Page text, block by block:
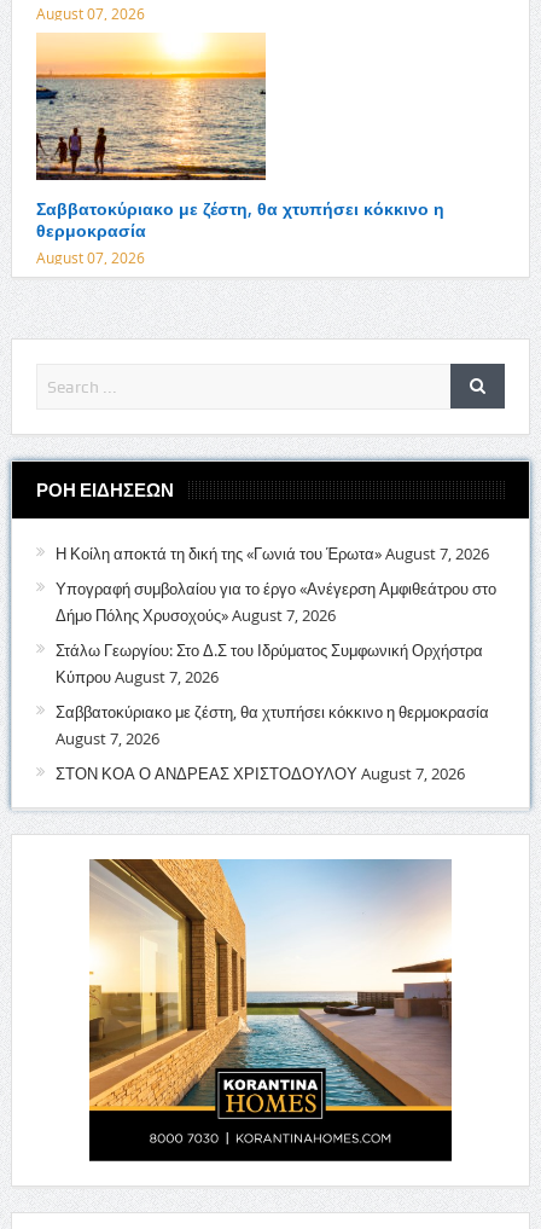
August 07, 2026
Σαββατοκύριακο με ζέστη, θα χτυπήσει κόκκινο η
θερμοκρασία
August 07, 2026
ΡΟΗ ΕΙΔΗΣΕΩΝ
Η Κοίλη αποκτά τη δική της «Γωνιά του Έρωτα»August 7, 2026
Υπογραφή συμβολαίου για το έργο «Ανέγερση Αμφιθεάτρου στο
Δήμο Πόλης Χρυσοχούς»August 7, 2026
Στάλω Γεωργίου: Στο Δ.Σ του Ιδρύματος Συμφωνική Ορχήστρα
ΚύπρουAugust 7, 2026
Σαββατοκύριακο με ζέστη, θα χτυπήσει κόκκινο η θερμοκρασία
August 7, 2026
ΣΤΟΝ ΚΟΑ Ο ΑΝΔΡΕΑΣ ΧΡΙΣΤΟΔΟΥΛΟΥAugust 7, 2026